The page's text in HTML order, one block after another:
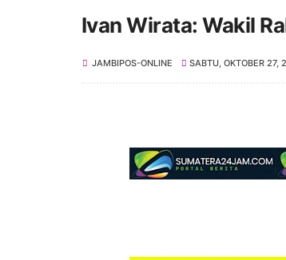
Ivan Wirata: Wakil
JAMBIPOS-ONLINE SABTU, OKTOBER 27,